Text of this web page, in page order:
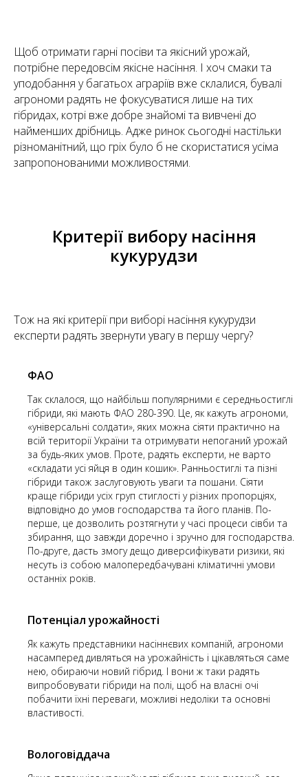
Щоб отримати гарні посіви та якісний урожай,
потрібне передовсім якісне насіння. І хоч смаки та
уподобання у багатьох аграріїв вже склалися, бувалі
агрономи радять не фокусуватися лише на тих
гібридах, котрі вже добре знайомі та вивчені до
найменших дрібниць. Адже ринок сьогодні настільки
різноманітний, що гріх було б не скористатися усіма
запропонованими можливостями.
Критерії вибору насіння
кукурудзи
Тож на які критерії при виборі насіння кукурудзи
експерти радять звернути увагу в першу чергу?
ФАО
Так склалося, що найбільш популярними є середньостиглі
гібриди, які мають ФАО 280-390. Це, як кажуть агрономи,
«універсальні солдати», яких можна сіяти практично на
всій території України та отримувати непоганий урожай
за будь-яких умов. Проте, радять експерти, не варто
«складати усі яйця в один кошик». Ранньостиглі та пізні
гібриди також заслуговують уваги та пошани. Сіяти
краще гібриди усіх груп стиглості у різних пропорціях,
відповідно до умов господарства та його планів. По-
перше, це дозволить розтягнути у часі процеси сівби та
збирання, що завжди доречно і зручно для господарства.
По-друге, дасть змогу дещо диверсифікувати ризики, які
несуть із собою малопередбачувані кліматичні умови
останніх років.
Потенціал урожайності
Як кажуть представники насіннєвих компаній, агрономи
насамперед дивляться на урожайність і цікавляться саме
нею, обираючи новий гібрид. І вони ж таки радять
випробовувати гібриди на полі, щоб на власні очі
побачити їхні переваги, можливі недоліки та основні
властивості.
Вологовіддача